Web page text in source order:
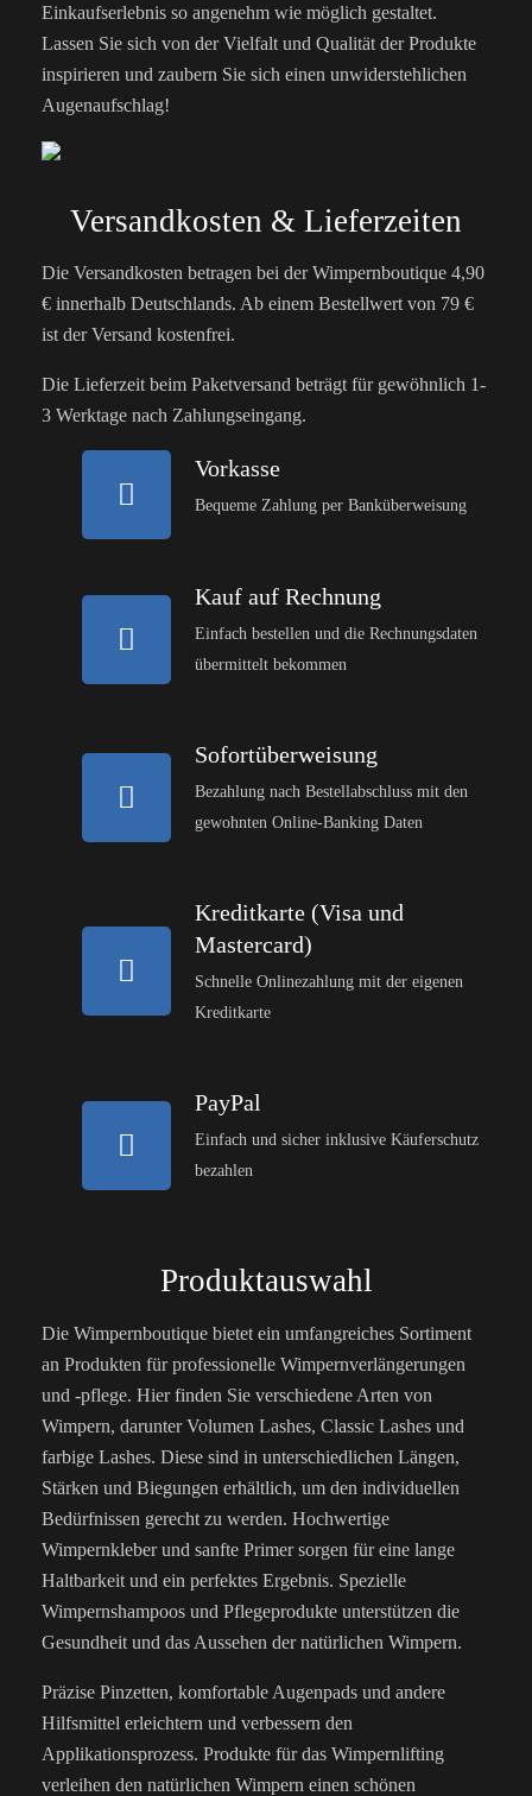
Einkaufserlebnis so angenehm wie möglich gestaltet.
Lassen Sie sich von der Vielfalt und Qualität der Produkte
inspirieren und zaubern Sie sich einen unwiderstehlichen
Augenaufschlag!
Versandkosten & Lieferzeiten
Die Versandkosten betragen bei der Wimpernboutique 4,90
€ innerhalb Deutschlands. Ab einem Bestellwert von 79 €
ist der Versand kostenfrei.
Die Lieferzeit beim Paketversand beträgt für gewöhnlich 1-
3 Werktage nach Zahlungseingang.
Vorkasse
Bequeme Zahlung per Banküberweisung
Kauf auf Rechnung
Einfach bestellen und die Rechnungsdaten
übermittelt bekommen
Sofortüberweisung
Bezahlung nach Bestellabschluss mit den
gewohnten Online-Banking Daten
Kreditkarte (Visa und
Mastercard)
Schnelle Onlinezahlung mit der eigenen
Kreditkarte
PayPal
Einfach und sicher inklusive Käuferschutz
bezahlen
Produktauswahl
Die Wimpernboutique bietet ein umfangreiches Sortiment
an Produkten für professionelle Wimpernverlängerungen
und -pflege. Hier finden Sie verschiedene Arten von
Wimpern, darunter Volumen Lashes, Classic Lashes und
farbige Lashes. Diese sind in unterschiedlichen Längen,
Stärken und Biegungen erhältlich, um den individuellen
Bedürfnissen gerecht zu werden. Hochwertige
Wimpernkleber und sanfte Primer sorgen für eine lange
Haltbarkeit und ein perfektes Ergebnis. Spezielle
Wimpernshampoos und Pflegeprodukte unterstützen die
Gesundheit und das Aussehen der natürlichen Wimpern.
Präzise Pinzetten, komfortable Augenpads und andere
Hilfsmittel erleichtern und verbessern den
Applikationsprozess. Produkte für das Wimpernlifting
verleihen den natürlichen Wimpern einen schönen